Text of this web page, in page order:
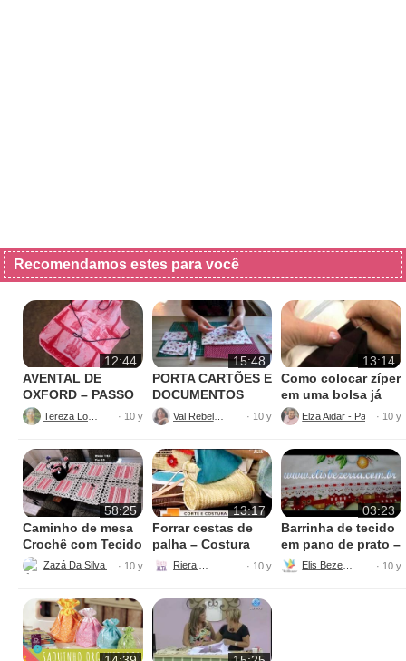
Recomendamos estes para você
12:44
AVENTAL DE
OXFORD – PASSO
A PASSO
· 10 y
15:48
PORTA CARTÕES E
DOCUMENTOS
Val Rebelato · 10 y
13:14
Como colocar zíper
em uma bolsa já
pronta
Elza Aidar - Patchwork
· 10 y
58:25
Caminho de mesa
Crochê com Tecido
Napperon
Zazá Da Silva Crochê
· 10 y
13:17
Forrar cestas de
palha – Costura
com Riera Alta
Riera Alta · 10 y
03:23
Barrinha de tecido
em pano de prato –
Passo a passo
Elis Bezerra · 10 y